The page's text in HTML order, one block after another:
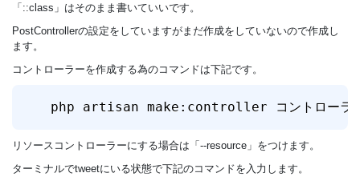
「::class」はそのまま書いていいです。
PostControllerの設定をしていますがまだ作成をしていないので作成し
ます。
コントローラーを作成する為のコマンドは下記です。
php artisan make:controller コントローラ
リソースコントローラーにする場合は「--resource」をつけます。
ターミナルでtweetにいる状態で下記のコマンドを入力します。